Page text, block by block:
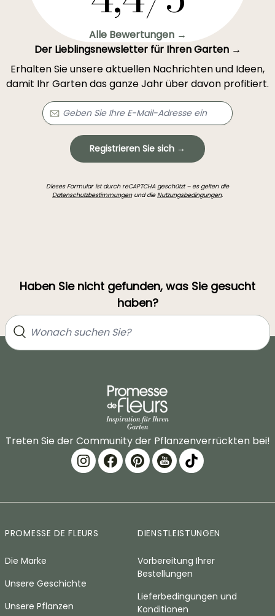
Alle Bewertungen →
Der Lieblingsnewsletter für Ihren Garten →
Erhalten Sie unsere aktuellen Nachrichten und Ideen,
damit Ihr Garten das ganze Jahr über davon profitiert.
Registrieren Sie sich →
Dieses Formular ist durch reCAPTCHA geschützt – es gelten die
Datenschutzbestimmungenund dieNutzungsbedingungen.
Haben Sie nicht gefunden, was Sie gesucht
haben?
Treten Sie der Community der Pflanzenverrückten bei!
PROMESSE DE FLEURS
Die Marke
Unsere Geschichte
Unsere Pflanzen
DIENSTLEISTUNGEN
Vorbereitung Ihrer
Bestellungen
Lieferbedingungen und
Konditionen